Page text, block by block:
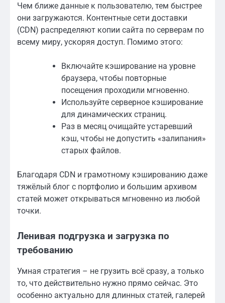
Чем ближе данные к пользователю, тем быстрее
они загружаются. Контентные сети доставки
(CDN) распределяют копии сайта по серверам по
всему миру, ускоряя доступ. Помимо этого:
Включайте кэширование на уровне
браузера, чтобы повторные
посещения проходили мгновенно.
Используйте серверное кэширование
для динамических страниц.
Раз в месяц очищайте устаревший
кэш, чтобы не допустить «залипания»
старых файлов.
Благодаря CDN и грамотному кэшированию даже
тяжёлый блог с портфолио и большим архивом
статей может открываться мгновенно из любой
точки.
Ленивая подгрузка и загрузка по
требованию
Умная стратегия – не грузить всё сразу, а только
то, что действительно нужно прямо сейчас. Это
особенно актуально для длинных статей, галерей